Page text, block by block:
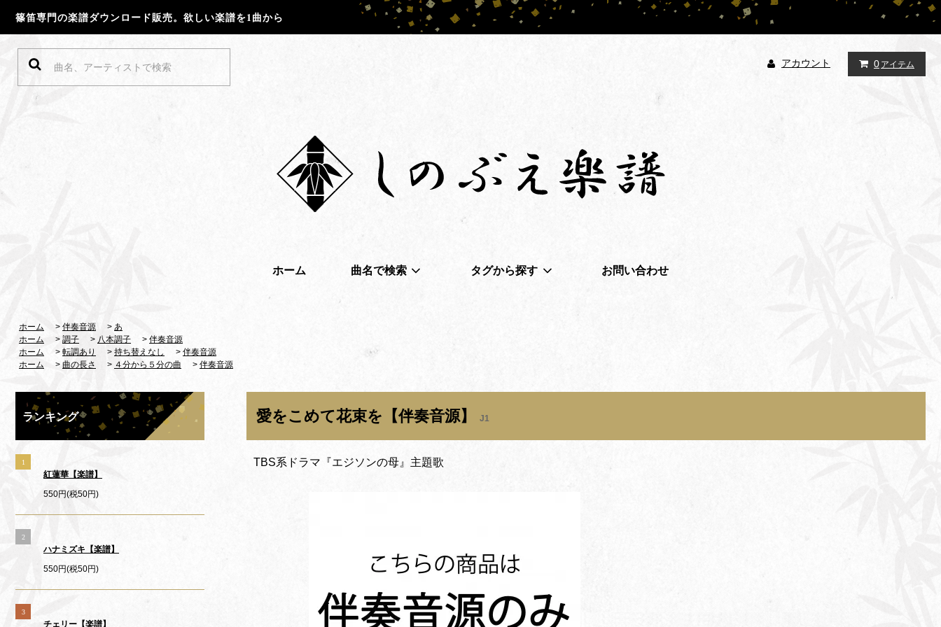
篠笛専門の楽譜ダウンロード販売。欲しい楽譜を1曲から
アカウント 0 アイテム
ホーム 曲名で検索 タグから探す お問い合わせ
ホーム > 伴奏音源 > あ
ホーム
> 調子 > 八本調子 > 伴奏音源
ホーム
> 転調あり > 持ち替えなし > 伴奏音源
ホーム
> 曲の長さ > ４分から５分の曲 > 伴奏音源
ランキング
1
紅蓮華【楽譜】
550円(税50円)
2
ハナミズキ【楽譜】
550円(税50円)
3
チェリー【楽譜】
愛をこめて花束を【伴奏音源】 J1
TBS系ドラマ『エジソンの母』主題歌